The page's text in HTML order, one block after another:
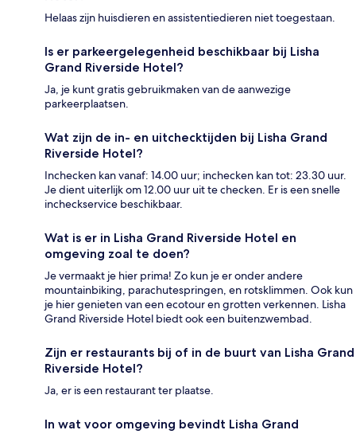
Helaas zijn huisdieren en assistentiedieren niet toegestaan.
Is er parkeergelegenheid beschikbaar bij Lisha
Grand Riverside Hotel?
Ja, je kunt gratis gebruikmaken van de aanwezige
parkeerplaatsen.
Wat zijn de in- en uitchecktijden bij Lisha Grand
Riverside Hotel?
Inchecken kan vanaf: 14.00 uur; inchecken kan tot: 23.30 uur.
Je dient uiterlijk om 12.00 uur uit te checken. Er is een snelle
incheckservice beschikbaar.
Wat is er in Lisha Grand Riverside Hotel en
omgeving zoal te doen?
Je vermaakt je hier prima! Zo kun je er onder andere
mountainbiking, parachutespringen, en rotsklimmen. Ook kun
je hier genieten van een ecotour en grotten verkennen. Lisha
Grand Riverside Hotel biedt ook een buitenzwembad.
Zijn er restaurants bij of in de buurt van Lisha Grand
Riverside Hotel?
Ja, er is een restaurant ter plaatse.
In wat voor omgeving bevindt Lisha Grand